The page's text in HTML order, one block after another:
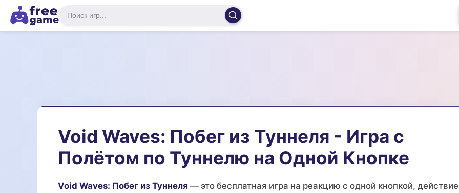
Void Waves: Побег из Туннеля - Игра с
Полётом по Туннелю на Одной Кнопке
Void Waves: Побег из Туннеля — это бесплатная игра на реакцию с одной кнопкой, действие